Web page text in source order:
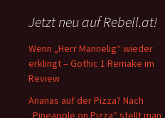
Jetzt neu auf Rebell.at!
Wenn „Herr Mannelig“ wieder
erklingt – Gothic 1 Remake im
Review
Ananas auf der Pizza? Nach
„Pineapple on Pizza“ stellt man